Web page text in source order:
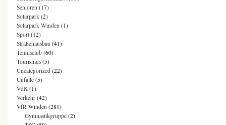
Senioren (17)
Solarpark (2)
Solarpark Winden (1)
Sport (12)
Straßenausbau (41)
Tennisclub (60)
Tourismus (5)
Uncategorized (22)
Unfälle (5)
VdK (1)
Verkehr (42)
VfR Winden (281)
Gymnastikgruppe (2)